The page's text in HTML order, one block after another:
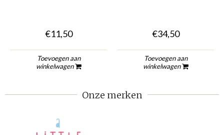
€11,50
Toevoegen aan
winkelwagen
€34,50
Toevoegen aan
winkelwagen
Onze merken